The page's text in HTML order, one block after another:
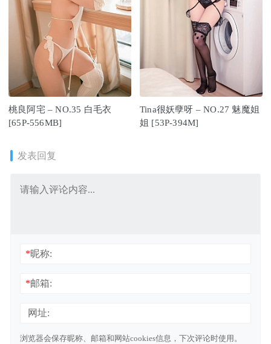
桃良阿宅 – NO.35 白毛衣
[65P-556MB]
Tina很妖孽呀 – NO.27 魅魔姐
姐 [53P-394M]
发表回复
*昵称:
*邮箱:
网址:
浏览器会保存昵称、邮箱和网站cookies信息，下次评论时使用。